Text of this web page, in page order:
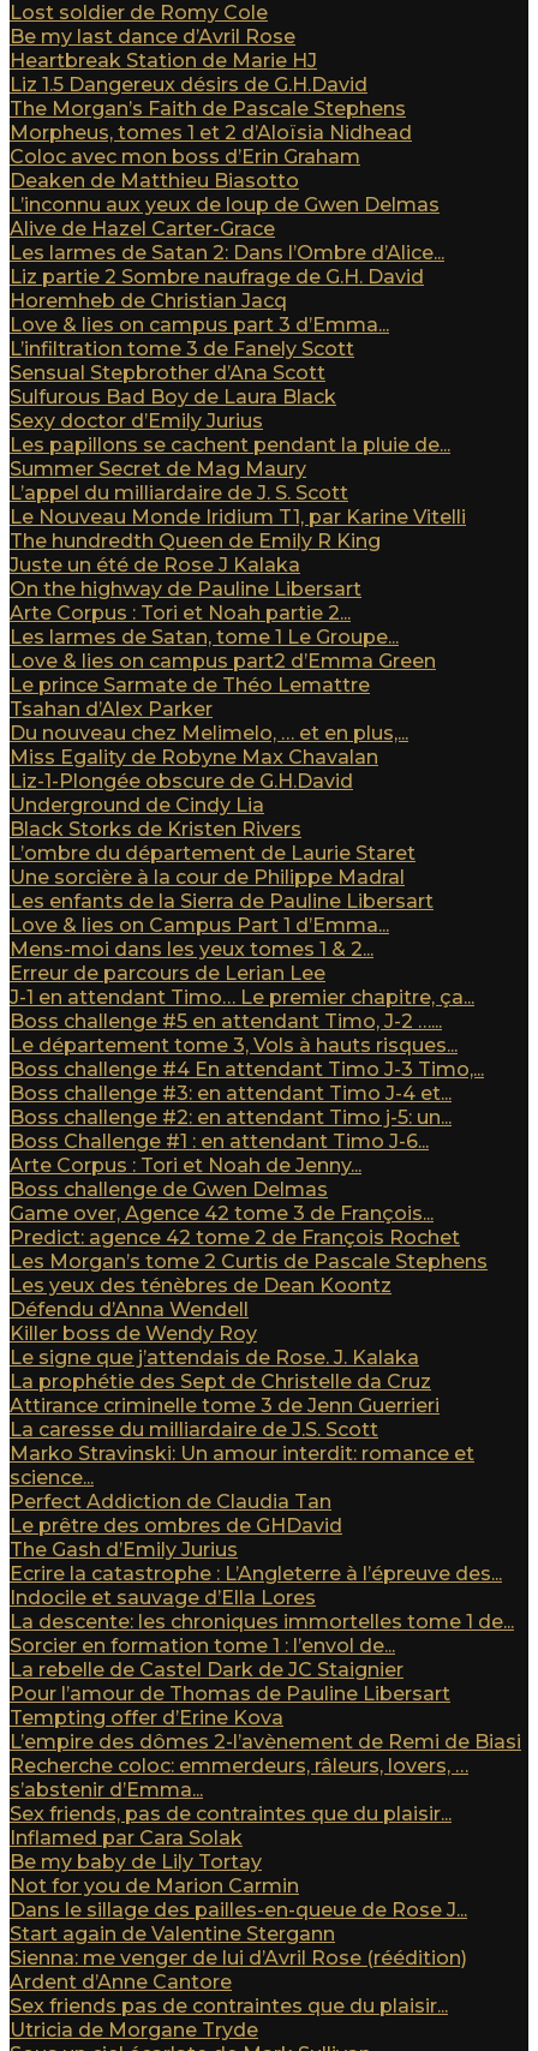
Lost soldier de Romy Cole
Be my last dance d’Avril Rose
Heartbreak Station de Marie HJ
Liz 1.5 Dangereux désirs de G.H.David
The Morgan’s Faith de Pascale Stephens
Morpheus, tomes 1 et 2 d’Aloïsia Nidhead
Coloc avec mon boss d’Erin Graham
Deaken de Matthieu Biasotto
L’inconnu aux yeux de loup de Gwen Delmas
Alive de Hazel Carter-Grace
Les larmes de Satan 2: Dans l’Ombre d’Alice...
Liz partie 2 Sombre naufrage de G.H. David
Horemheb de Christian Jacq
Love & lies on campus part 3 d’Emma...
L’infiltration tome 3 de Fanely Scott
Sensual Stepbrother d’Ana Scott
Sulfurous Bad Boy de Laura Black
Sexy doctor d’Emily Jurius
Les papillons se cachent pendant la pluie de...
Summer Secret de Mag Maury
L’appel du milliardaire de J. S. Scott
Le Nouveau Monde Iridium T1, par Karine Vitelli
The hundredth Queen de Emily R King
Juste un été de Rose J Kalaka
On the highway de Pauline Libersart
Arte Corpus : Tori et Noah partie 2...
Les larmes de Satan, tome 1 Le Groupe...
Love & lies on campus part2 d’Emma Green
Le prince Sarmate de Théo Lemattre
Tsahan d’Alex Parker
Du nouveau chez Melimelo, … et en plus,...
Miss Egality de Robyne Max Chavalan
Liz-1-Plongée obscure de G.H.David
Underground de Cindy Lia
Black Storks de Kristen Rivers
L’ombre du département de Laurie Staret
Une sorcière à la cour de Philippe Madral
Les enfants de la Sierra de Pauline Libersart
Love & lies on Campus Part 1 d’Emma...
Mens-moi dans les yeux tomes 1 & 2...
Erreur de parcours de Lerian Lee
J-1 en attendant Timo… Le premier chapitre, ça...
Boss challenge #5 en attendant Timo, J-2 …...
Le département tome 3, Vols à hauts risques...
Boss challenge #4 En attendant Timo J-3 Timo,...
Boss challenge #3: en attendant Timo J-4 et...
Boss challenge #2: en attendant Timo j-5: un...
Boss Challenge #1 : en attendant Timo J-6...
Arte Corpus : Tori et Noah de Jenny...
Boss challenge de Gwen Delmas
Game over, Agence 42 tome 3 de François...
Predict: agence 42 tome 2 de François Rochet
Les Morgan’s tome 2 Curtis de Pascale Stephens
Les yeux des ténèbres de Dean Koontz
Défendu d’Anna Wendell
Killer boss de Wendy Roy
Le signe que j’attendais de Rose. J. Kalaka
La prophétie des Sept de Christelle da Cruz
Attirance criminelle tome 3 de Jenn Guerrieri
La caresse du milliardaire de J.S. Scott
Marko Stravinski: Un amour interdit: romance et
science...
Perfect Addiction de Claudia Tan
Le prêtre des ombres de GHDavid
The Gash d’Emily Jurius
Ecrire la catastrophe : L’Angleterre à l’épreuve des...
Indocile et sauvage d’Ella Lores
La descente: les chroniques immortelles tome 1 de...
Sorcier en formation tome 1 : l’envol de...
La rebelle de Castel Dark de JC Staignier
Pour l’amour de Thomas de Pauline Libersart
Tempting offer d’Erine Kova
L’empire des dômes 2-l’avènement de Remi de Biasi
Recherche coloc: emmerdeurs, râleurs, lovers, …
s’abstenir d’Emma...
Sex friends, pas de contraintes que du plaisir...
Inflamed par Cara Solak
Be my baby de Lily Tortay
Not for you de Marion Carmin
Dans le sillage des pailles-en-queue de Rose J...
Start again de Valentine Stergann
Sienna: me venger de lui d’Avril Rose (réédition)
Ardent d’Anne Cantore
Sex friends pas de contraintes que du plaisir...
Utricia de Morgane Tryde